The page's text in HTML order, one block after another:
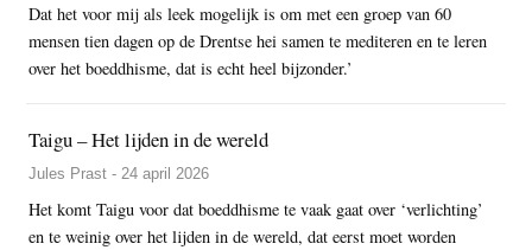
Dat het voor mij als leek mogelijk is om met een groep van 60
mensen tien dagen op de Drentse hei samen te mediteren en te leren
over het boeddhisme, dat is echt heel bijzonder.’
Taigu – Het lijden in de wereld
Jules Prast - 24 april 2026
Het komt Taigu voor dat boeddhisme te vaak gaat over ‘verlichting’
en te weinig over het lijden in de wereld, dat eerst moet worden